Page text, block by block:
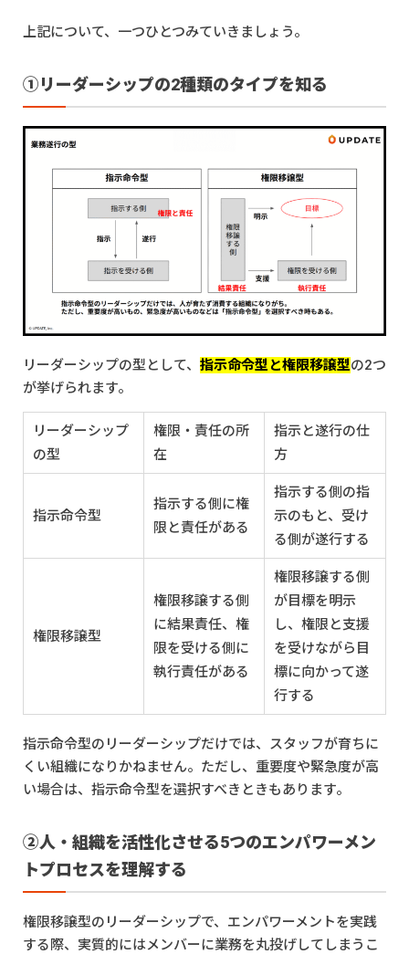
上記について、一つひとつみていきましょう。
①リーダーシップの2種類のタイプを知る
リーダーシップの型として、 指示命令型と権限移譲型の2つ
が挙げられます。
リーダーシップ
の型
権限・責任の所
在
指示と遂行の仕
方
指示命令型
指示する側に権
限と責任がある
指示する側の指
示のもと、受け
る側が遂行する
権限移譲型
権限移譲する側
に結果責任、権
限を受ける側に
執行責任がある
権限移譲する側
が目標を明示
し、権限と支援
を受けながら目
標に向かって遂
行する
指示命令型のリーダーシップだけでは、スタッフが育ちに
くい組織になりかねません。ただし、重要度や緊急度が高
い場合は、指示命令型を選択すべきときもあります。
②人・組織を活性化させる5つのエンパワーメン
トプロセスを理解する
権限移譲型のリーダーシップで、エンパワーメントを実践
する際、実質的にはメンバーに業務を丸投げしてしまうこ